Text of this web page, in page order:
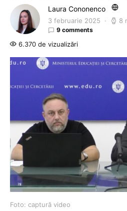
Laura Cononenco
3 februarie 2025 8
9 comments
6.370 de vizualizări
Foto: captură video